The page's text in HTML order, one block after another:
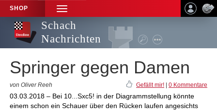
SHOP
TOGGLE
NAVIGATION
Schach
Nachrichten
Springer gegen Damen
von Oliver Reeh Gefällt mir! 0 Kommentare
03.03.2018 – Bei 10...Sxc5! in der Diagrammstellung könnte
einem schon ein Schauer über den Rücken laufen angesichts